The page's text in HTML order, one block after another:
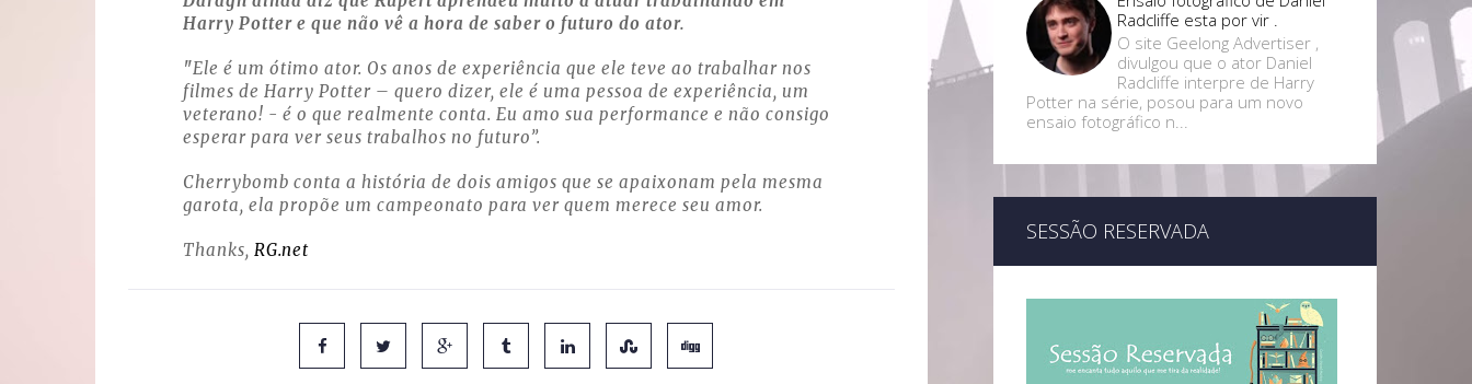
Harry Potter e que não vê a hora de saber o futuro do ator.
"Ele é um ótimo ator. Os anos de experiência que ele teve ao trabalhar nos
filmes de Harry Potter – quero dizer, ele é uma pessoa de experiência, um
veterano! - é o que realmente conta. Eu amo sua performance e não consigo
esperar para ver seus trabalhos no futuro”.
Cherrybomb conta a história de dois amigos que se apaixonam pela mesma
garota, ela propõe um campeonato para ver quem merece seu amor.
Thanks, RG.net
Radcliffe esta por vir .
O site Geelong Advertiser ,
divulgou que o ator Daniel
Radcliffe interpre de Harry
Potter na série, posou para um novo
ensaio fotográfico n...
SESSÃO RESERVADA